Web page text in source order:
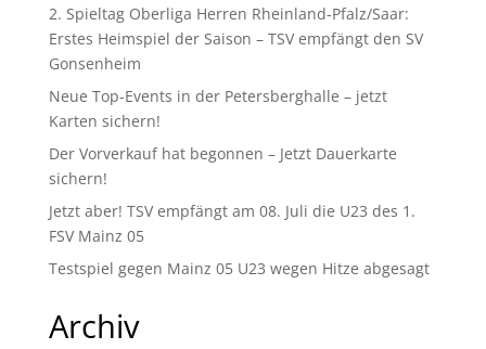
2. Spieltag Oberliga Herren Rheinland-Pfalz/Saar:
Erstes Heimspiel der Saison – TSV empfängt den SV
Gonsenheim
Neue Top-Events in der Petersberghalle – jetzt
Karten sichern!
Der Vorverkauf hat begonnen – Jetzt Dauerkarte
sichern!
Jetzt aber! TSV empfängt am 08. Juli die U23 des 1.
FSV Mainz 05
Testspiel gegen Mainz 05 U23 wegen Hitze abgesagt
Archiv